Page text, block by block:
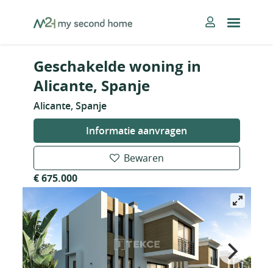
MySecondHome
Geschakelde woning in
Alicante, Spanje
Alicante, Spanje
Informatie aanvragen
Bewaren
€ 675.000